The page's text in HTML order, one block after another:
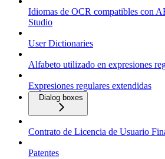
Idiomas de OCR compatibles con
Studio
User Dictionaries
Alfabeto utilizado en expresiones
Expresiones regulares extendidas
Dialog boxes
Contrato de Licencia de Usuario
Patentes